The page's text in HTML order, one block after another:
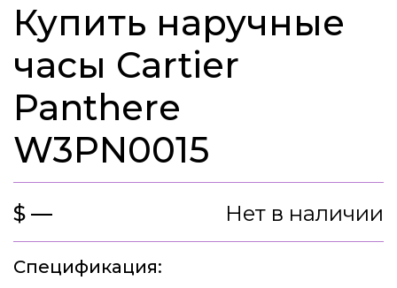
Купить наручные
часы Cartier
Panthere
W3PN0015
$ — Нет в наличии
Спецификация: